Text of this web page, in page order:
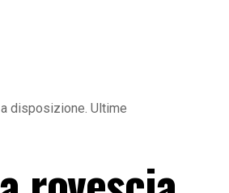
disposizione. Ultime